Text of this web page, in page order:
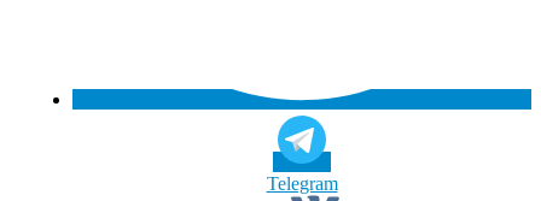
Telegram